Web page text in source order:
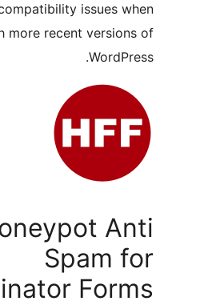
have compatibility
used with more recent
Honeypot
Forminator